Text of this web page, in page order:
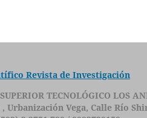
Revista de Investigación
TECNOLÓGICO LOS
, Urbanización Vega, Calle Río